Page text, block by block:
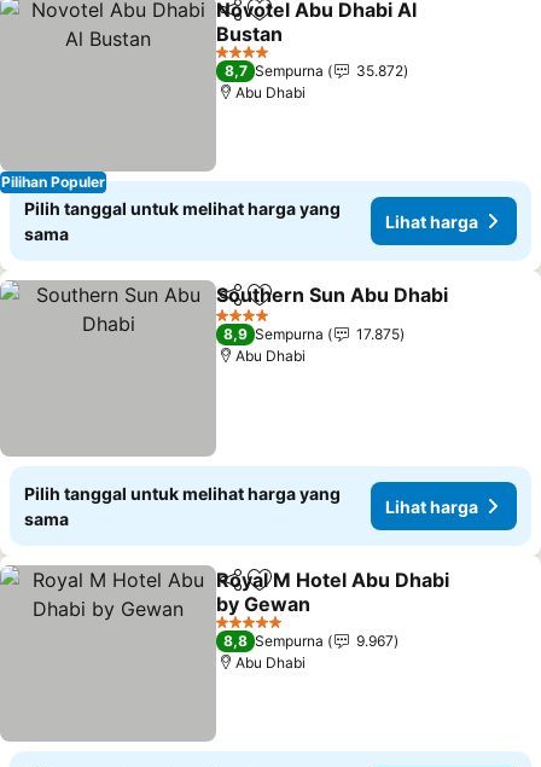
Pilihan Populer
BagikanTambahkan ke favorit
Novotel Abu Dhabi Al
Bustan
4 Bintang
8,7 Sempurna
35.872
Abu Dhabi
Pilih tanggal untuk melihat harga yang
sama
Lihat harga
BagikanTambahkan ke favorit
Southern Sun Abu Dhabi
4 Bintang
8,9 Sempurna
17.875
Abu Dhabi
Pilih tanggal untuk melihat harga yang
sama
Lihat harga
BagikanTambahkan ke favorit
Royal M Hotel Abu Dhabi
by Gewan
5 Bintang
8,8 Sempurna
9.967
Abu Dhabi